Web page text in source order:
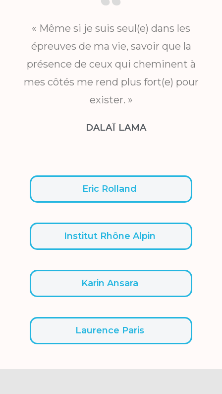
« Même si je suis seul(e) dans les
épreuves de ma vie, savoir que la
présence de ceux qui cheminent à
mes côtés me rend plus fort(e) pour
exister. »
DALAÏ LAMA
Eric Rolland
Institut Rhône Alpin
Karin Ansara
Laurence Paris